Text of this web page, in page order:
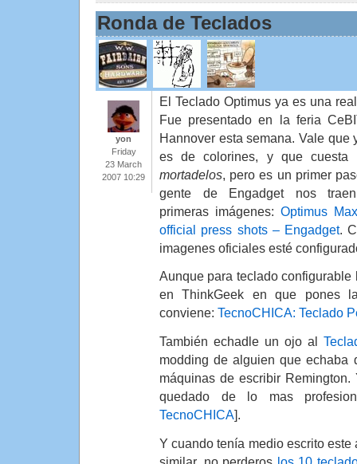
Ronda de Teclados
yon
Friday
23 March
2007 10:29
El Teclado Optimus ya es una
Fue presentado en la feria
Hannover esta semana. Vale que
es de colorines, y que cuesta
mortadelos, pero es un primer
gente de Engadget nos
primeras imágenes: Optimus
official press shots – Engadget.
imagenes oficiales esté
Aunque para teclado
en ThinkGeek en que pones
conviene: TecnoCHICA: Teclado
También echadle un ojo al
modding de alguien que echaba
máquinas de escribir
quedado de lo mas
TecnoCHICA].
Y cuando tenía medio escrito este